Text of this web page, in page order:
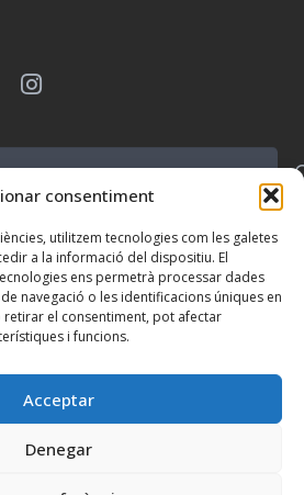
consentiment
utilitzem tecnologies com les galetes
a la informació del dispositiu. El
ens permetrà processar dades
navegació o les identificacions úniques en
el consentiment, pot afectar
i funcions.
Acceptar
Denegar
la Generalitat de Catalunya.
R-2500253-F.
amb el número 004967.